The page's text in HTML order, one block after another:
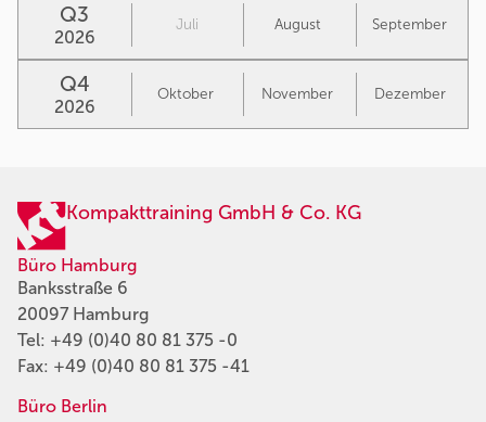
Q3
2026
Juli August September
Q4
2026
Oktober November Dezember
Kompakttraining GmbH & Co. KG
Büro Hamburg
Banksstraße 6
20097 Hamburg
Tel: +49 (0)40 80 81 375 -0
Fax: +49 (0)40 80 81 375 -41
Büro Berlin